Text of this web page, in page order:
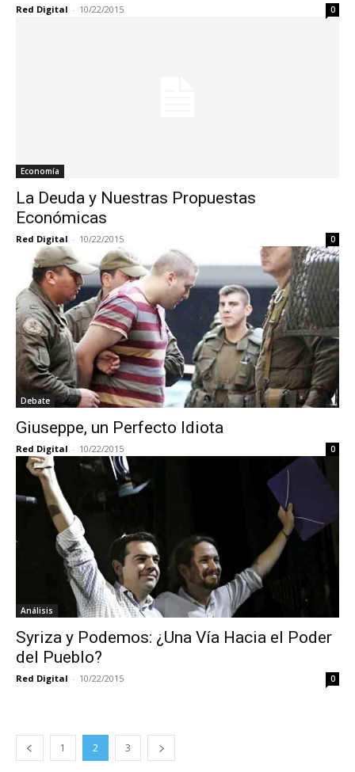
Red Digital - 10/22/2015 0
Economía
La Deuda y Nuestras Propuestas
Económicas
Red Digital - 10/22/2015 0
Debate
Giuseppe, un Perfecto Idiota
Red Digital - 10/22/2015 0
Análisis
Syriza y Podemos: ¿Una Vía Hacia el Poder
del Pueblo?
Red Digital - 10/22/2015 0
1 2 3